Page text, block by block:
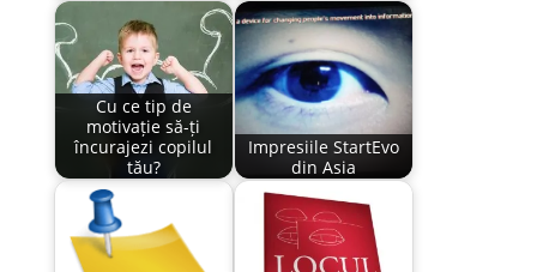
Cu ce tip de
motivație să-ți
încurajezi copilul
tău?
Impresiile StartEvo
din Asia